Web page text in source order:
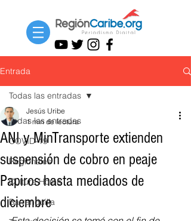
Entrada
Todas las entradas
COVID-19
Regionales
Cultura Home
Barranquilla
Todas las entradas
ANI y MinTransporte extienden
suspensión de cobro en peaje
Papiros hasta mediados de
diciembre
Jesús Uribe
1 min de lectura